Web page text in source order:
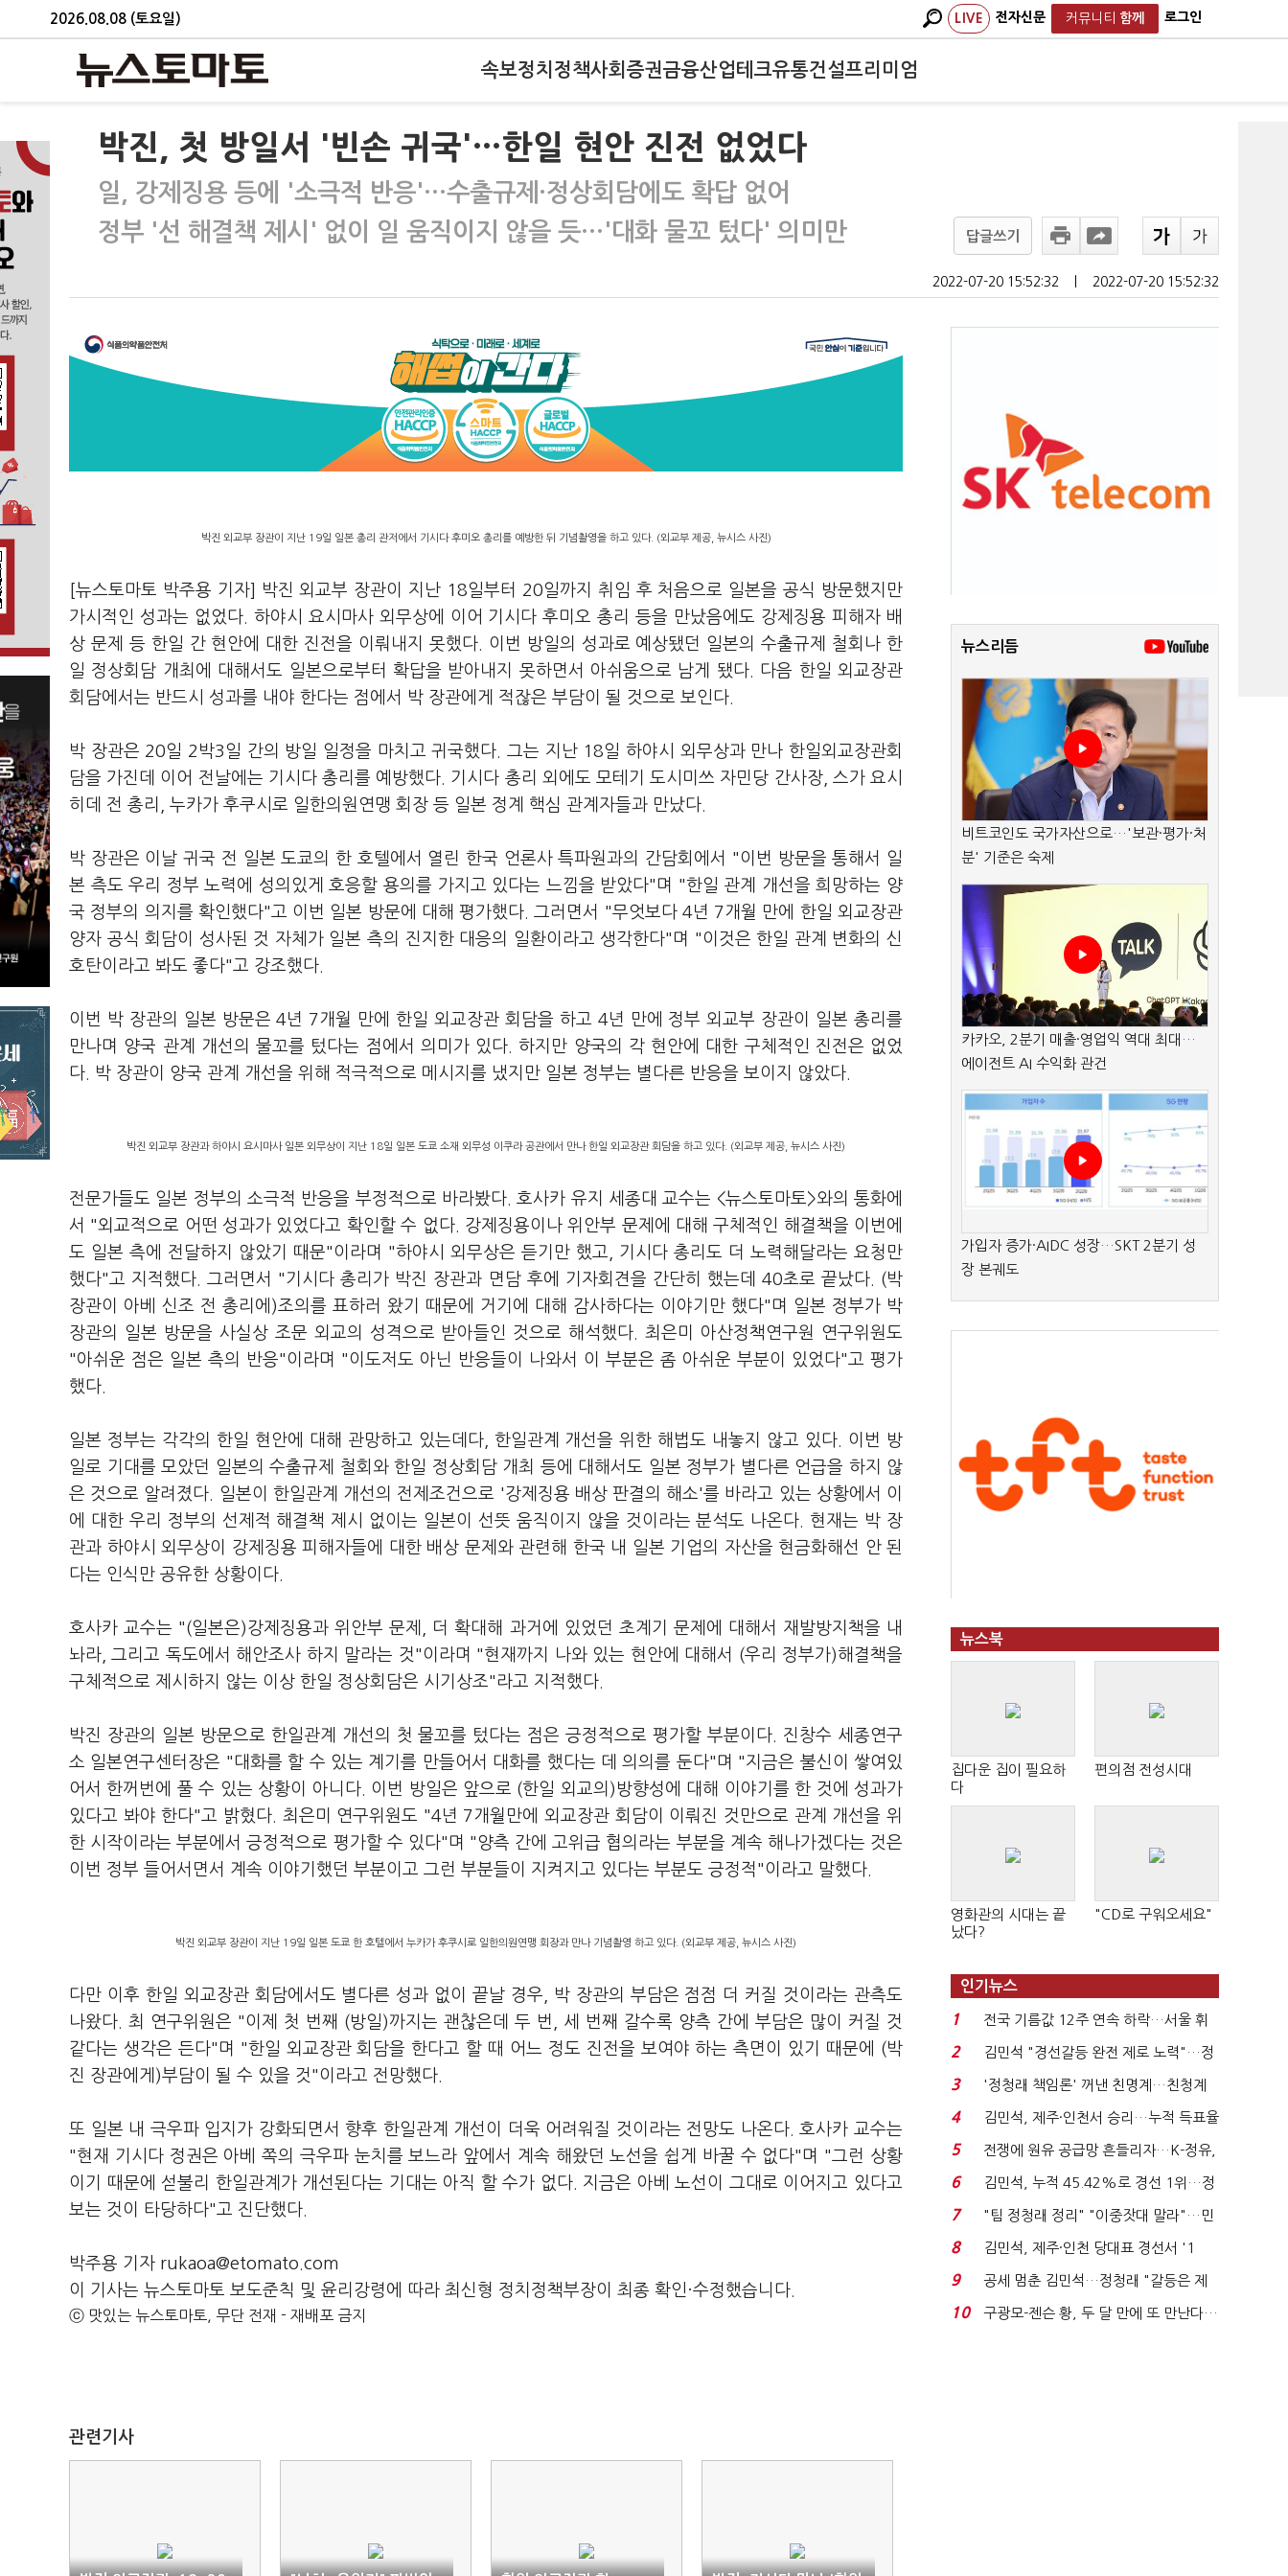
2026.08.08 (토요일) LIVE 전자신문 커뮤니티 함께 로그인
속보정치 정책사회 증권금융산업테크유통건설프리미엄
박진, 첫 방일서 '빈손 귀국'…한일 현안 진전 없었다
일, 강제징용 등에 '소극적 반응'…수출규제·정상회담에도 확답 없어
정부 '선 해결책 제시' 없이 일 움직이지 않을 듯…'대화 물꼬 텄다' 의미만
답글쓰기
2022-07-20 15:52:32 2022-07-20 15:52:32
박진 외교부 장관이 지난 19일 일본 총리 관저에서 기시다 후미오 총리를 예방한 뒤 기념촬영을 하고 있다. (외교부 제공, 뉴시스 사진)
[뉴스토마토 박주용 기자] 박진 외교부 장관이 지난 18일부터 20일까지 취임 후 처음으로 일본을 공식 방문했지만
가시적인 성과는 없었다. 하야시 요시마사 외무상에 이어 기시다 후미오 총리 등을 만났음에도 강제징용 피해자 배
상 문제 등 한일 간 현안에 대한 진전을 이뤄내지 못했다. 이번 방일의 성과로 예상됐던 일본의 수출규제 철회나 한
일 정상회담 개최에 대해서도 일본으로부터 확답을 받아내지 못하면서 아쉬움으로 남게 됐다. 다음 한일 외교장관
회담에서는 반드시 성과를 내야 한다는 점에서 박 장관에게 적잖은 부담이 될 것으로 보인다.
박 장관은 20일 2박3일 간의 방일 일정을 마치고 귀국했다. 그는 지난 18일 하야시 외무상과 만나 한일외교장관회
담을 가진데 이어 전날에는 기시다 총리를 예방했다. 기시다 총리 외에도 모테기 도시미쓰 자민당 간사장, 스가 요시
히데 전 총리, 누카가 후쿠시로 일한의원연맹 회장 등 일본 정계 핵심 관계자들과 만났다.
박 장관은 이날 귀국 전 일본 도쿄의 한 호텔에서 열린 한국 언론사 특파원과의 간담회에서 "이번 방문을 통해서 일
본 측도 우리 정부 노력에 성의있게 호응할 용의를 가지고 있다는 느낌을 받았다"며 "한일 관계 개선을 희망하는 양
국 정부의 의지를 확인했다"고 이번 일본 방문에 대해 평가했다. 그러면서 "무엇보다 4년 7개월 만에 한일 외교장관
양자 공식 회담이 성사된 것 자체가 일본 측의 진지한 대응의 일환이라고 생각한다"며 "이것은 한일 관계 변화의 신
호탄이라고 봐도 좋다"고 강조했다.
이번 박 장관의 일본 방문은 4년 7개월 만에 한일 외교장관 회담을 하고 4년 만에 정부 외교부 장관이 일본 총리를
만나며 양국 관계 개선의 물꼬를 텄다는 점에서 의미가 있다. 하지만 양국의 각 현안에 대한 구체적인 진전은 없었
다. 박 장관이 양국 관계 개선을 위해 적극적으로 메시지를 냈지만 일본 정부는 별다른 반응을 보이지 않았다.
박진 외교부 장관과 하야시 요시마사 일본 외무상이 지난 18일 일본 도쿄 소재 외무성 이쿠라 공관에서 만나 한일 외교장관 회담을 하고 있다. (외교부 제공, 뉴시스 사진)
전문가들도 일본 정부의 소극적 반응을 부정적으로 바라봤다. 호사카 유지 세종대 교수는 <뉴스토마토>와의 통화에
서 "외교적으로 어떤 성과가 있었다고 확인할 수 없다. 강제징용이나 위안부 문제에 대해 구체적인 해결책을 이번에
도 일본 측에 전달하지 않았기 때문"이라며 "하야시 외무상은 듣기만 했고, 기시다 총리도 더 노력해달라는 요청만
했다"고 지적했다. 그러면서 "기시다 총리가 박진 장관과 면담 후에 기자회견을 간단히 했는데 40초로 끝났다. (박
장관이 아베 신조 전 총리에)조의를 표하러 왔기 때문에 거기에 대해 감사하다는 이야기만 했다"며 일본 정부가 박
장관의 일본 방문을 사실상 조문 외교의 성격으로 받아들인 것으로 해석했다. 최은미 아산정책연구원 연구위원도
"아쉬운 점은 일본 측의 반응"이라며 "이도저도 아닌 반응들이 나와서 이 부분은 좀 아쉬운 부분이 있었다"고 평가
했다.
일본 정부는 각각의 한일 현안에 대해 관망하고 있는데다, 한일관계 개선을 위한 해법도 내놓지 않고 있다. 이번 방
일로 기대를 모았던 일본의 수출규제 철회와 한일 정상회담 개최 등에 대해서도 일본 정부가 별다른 언급을 하지 않
은 것으로 알려졌다. 일본이 한일관계 개선의 전제조건으로 '강제징용 배상 판결의 해소'를 바라고 있는 상황에서 이
에 대한 우리 정부의 선제적 해결책 제시 없이는 일본이 선뜻 움직이지 않을 것이라는 분석도 나온다. 현재는 박 장
관과 하야시 외무상이 강제징용 피해자들에 대한 배상 문제와 관련해 한국 내 일본 기업의 자산을 현금화해선 안 된
다는 인식만 공유한 상황이다.
호사카 교수는 "(일본은)강제징용과 위안부 문제, 더 확대해 과거에 있었던 초계기 문제에 대해서 재발방지책을 내
놔라, 그리고 독도에서 해안조사 하지 말라는 것"이라며 "현재까지 나와 있는 현안에 대해서 (우리 정부가)해결책을
구체적으로 제시하지 않는 이상 한일 정상회담은 시기상조"라고 지적했다.
박진 장관의 일본 방문으로 한일관계 개선의 첫 물꼬를 텄다는 점은 긍정적으로 평가할 부분이다. 진창수 세종연구
소 일본연구센터장은 "대화를 할 수 있는 계기를 만들어서 대화를 했다는 데 의의를 둔다"며 "지금은 불신이 쌓여있
어서 한꺼번에 풀 수 있는 상황이 아니다. 이번 방일은 앞으로 (한일 외교의)방향성에 대해 이야기를 한 것에 성과가
있다고 봐야 한다"고 밝혔다. 최은미 연구위원도 "4년 7개월만에 외교장관 회담이 이뤄진 것만으로 관계 개선을 위
한 시작이라는 부분에서 긍정적으로 평가할 수 있다"며 "양측 간에 고위급 협의라는 부분을 계속 해나가겠다는 것은
이번 정부 들어서면서 계속 이야기했던 부분이고 그런 부분들이 지켜지고 있다는 부분도 긍정적"이라고 말했다.
박진 외교부 장관이 지난 19일 일본 도쿄 한 호텔에서 누카가 후쿠시로 일한의원연맹 회장과 만나 기념촬영 하고 있다. (외교부 제공, 뉴시스 사진)
다만 이후 한일 외교장관 회담에서도 별다른 성과 없이 끝날 경우, 박 장관의 부담은 점점 더 커질 것이라는 관측도
나왔다. 최 연구위원은 "이제 첫 번째 (방일)까지는 괜찮은데 두 번, 세 번째 갈수록 양측 간에 부담은 많이 커질 것
같다는 생각은 든다"며 "한일 외교장관 회담을 한다고 할 때 어느 정도 진전을 보여야 하는 측면이 있기 때문에 (박
진 장관에게)부담이 될 수 있을 것"이라고 전망했다.
또 일본 내 극우파 입지가 강화되면서 향후 한일관계 개선이 더욱 어려워질 것이라는 전망도 나온다. 호사카 교수는
"현재 기시다 정권은 아베 쪽의 극우파 눈치를 보느라 앞에서 계속 해왔던 노선을 쉽게 바꿀 수 없다"며 "그런 상황
이기 때문에 섣불리 한일관계가 개선된다는 기대는 아직 할 수가 없다. 지금은 아베 노선이 그대로 이어지고 있다고
보는 것이 타당하다"고 진단했다.
박주용 기자 rukaoa@etomato.com
이 기사는 뉴스토마토 보도준칙 및 윤리강령에 따라 최신형 정치정책부장이 최종 확인·수정했습니다.
ⓒ 맛있는 뉴스토마토, 무단 전재 - 재배포 금지
관련기사
뉴스리듬
비트코인도 국가자산으로…'보관·평가·처
분' 기준은 숙제
카카오, 2분기 매출·영업익 역대 최대…
에이전트 AI 수익화 관건
가입자 증가·AIDC 성장…SKT 2분기 성
장 본궤도
뉴스북
집다운 집이 필요하
다
편의점 전성시대
영화관의 시대는 끝
났다?
"CD로 구워오세요"
인기뉴스
1
전국 기름값 12주 연속 하락…서울 휘
발윳값 1909원...
2
김민석 "경선갈등 완전 제로 노력"…정
청래 "반명 공세 사...
3
'정청래 책임론' 꺼낸 친명계…친청계
는 추가투표 때리기...
4
김민석, 제주·인천서 승리…누적 득표율
'1위 탈환'(종합)...
5
전쟁에 원유 공급망 흔들리자…K-정유,
에너지안보 핵심...
6
김민석, 누적 45.42%로 경선 1위…정
청래와 격차 0.86%p(...
7
"팀 정청래 정리" "이중잣대 말라"…민
주 최고위원 계파 다...
8
김민석, 제주·인천 당대표 경선서 '1
위'(1보)...
9
공세 멈춘 김민석…정청래 "갈등은 제
가 수습"
10
구광모-젠슨 황, 두 달 만에 또 만난다…